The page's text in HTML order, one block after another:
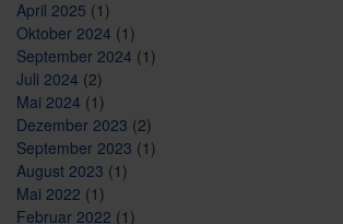
April 2025 (1)
Oktober 2024 (1)
September 2024 (1)
Juli 2024 (2)
Mai 2024 (1)
Dezember 2023 (2)
September 2023 (1)
August 2023 (1)
Mai 2022 (1)
Februar 2022 (1)